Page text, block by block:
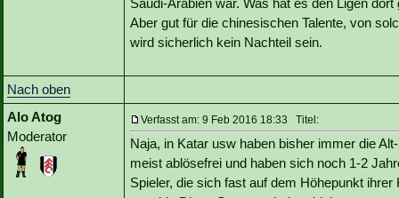
Saudi-Arabien war. Was hat es den Ligen
Aber gut für die chinesischen Talente, von
wird sicherlich kein Nachteil sein.
Nach oben
Alo Atog
Moderator
Verfasst am: 9 Feb 2016 18:33 Titel:
Naja, in Katar usw haben bisher immer die
meist ablösefrei und haben sich noch 1-2
Spieler, die sich fast auf dem Höhepunkt